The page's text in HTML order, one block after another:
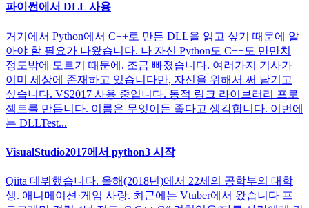
파이썬에서 DLL 사용
거기에서 Python에서 C++로 만든 DLL을 읽고 싶기 때문에 알
아야 할 필요가 나왔습니다. 나 자신 Python도 C++도 만만치
정도밖에 모르기 때문에, 조금 빠졌습니다. 여러가지 기사가
이미 세상에 존재하고 있습니다만, 자신을 위해서 써 남기고
싶습니다. VS2017 사용 중입니다. 동적 링크 라이브러리 프로
젝트를 만듭니다. 이름은 무엇이든 좋다고 생각합니다. 이번에
는 DLLTest...
VisualStudio2017에서 python3 시작
Qiita 데뷔했습니다. 올해(2018년)에서 22세의 공학부의 대학
생. 애니메이션·게임 사랑. 최근에는 Vtuber에서 왔습니다 프